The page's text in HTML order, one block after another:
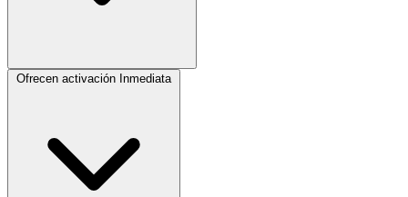
Ofrecen activación Inmediata